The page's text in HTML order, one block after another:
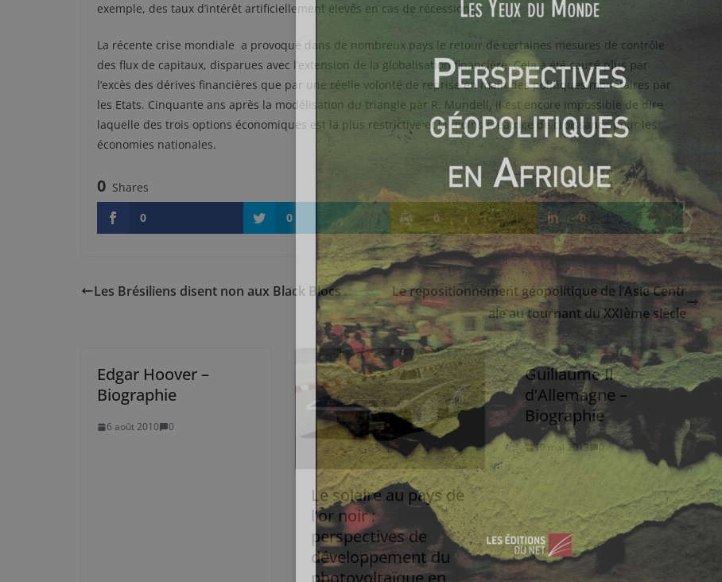
exemple, des taux d’intérêt artificiellement élevés en cas de récession).
La récente crise mondiale a provoqué dans de nombreux pays le retour de certaines mesures de contrôle
des flux de capitaux, disparues avec l’extension de la globalisation financière. Cela a été causé plus par
l’excès des dérives financières que par une réelle volonté de reprise en main des politiques monétaires par
les Etats. Cinquante ans après la modélisation du triangle par R. Mundell, il est encore impossible de dire
laquelle des trois options économiques est la plus restrictive et la moins créatrice de croissance pour les
économies nationales.
0 Shares
0
0 0 0
Les Brésiliens disent non aux Black Blocs
Le repositionnement géopolitique de l’Asie Centr
ale au tournant du XXIème siècle
Edgar Hoover –
Biographie
6 août 2010 0
Le solaire au pays de
l’or noir :
perspectives de
développement du
photovoltaïque en
Guillaume II
d’Allemagne –
Biographie
19 mai 2013 0